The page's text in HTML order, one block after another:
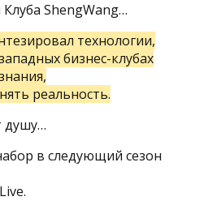
ShengWang…
технологии,
бизнес-клубах
реальность.
душу…
в следующий сезон